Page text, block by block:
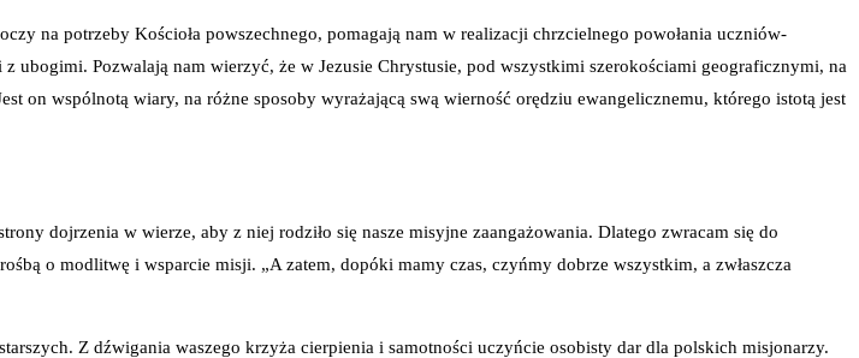
na potrzeby Kościoła powszechnego, pomagają nam w realizacji chrzcielnego powołania uczniów-
ubogimi. Pozwalają nam wierzyć, że w Jezusie Chrystusie, pod wszystkimi szerokościami geograficznymi, na
on wspólnotą wiary, na różne sposoby wyrażającą swą wierność orędziu ewangelicznemu, którego istotą jest
dojrzenia w wierze, aby z niej rodziło się nasze misyjne zaangażowania. Dlatego zwracam się do
o modlitwę i wsparcie misji. „A zatem, dopóki mamy czas, czyńmy dobrze wszystkim, a zwłaszcza
Z dźwigania waszego krzyża cierpienia i samotności uczyńcie osobisty dar dla polskich misjonarzy.